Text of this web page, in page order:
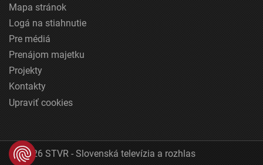
Mapa stránok
Logá na stiahnutie
Pre médiá
Prenájom majetku
Projekty
Kontakty
Upraviť cookies
© 2026 STVR - Slovenská televízia a rozhlas